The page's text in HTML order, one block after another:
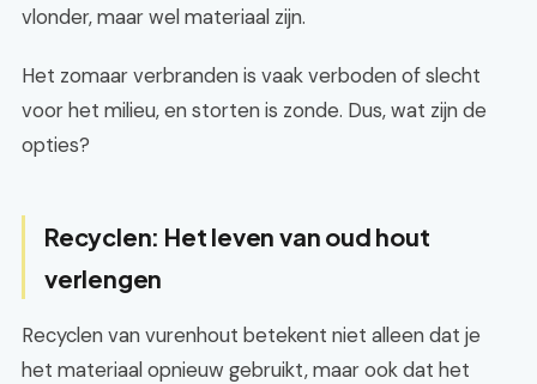
vlonder, maar wel materiaal zijn.
Het zomaar verbranden is vaak verboden of slecht
voor het milieu, en storten is zonde. Dus, wat zijn de
opties?
Recyclen: Het leven van oud hout
verlengen
Recyclen van vurenhout betekent niet alleen dat je
het materiaal opnieuw gebruikt, maar ook dat het